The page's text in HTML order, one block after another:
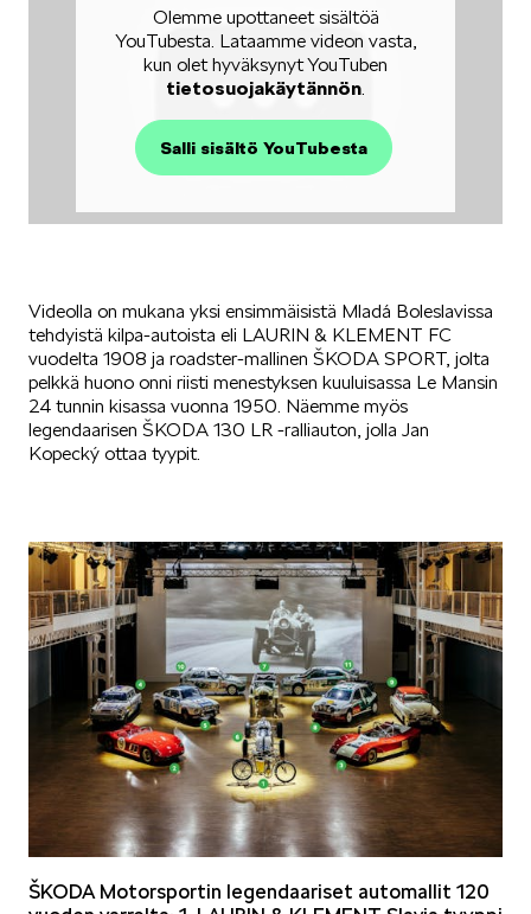
KOEAJOSSA
KUVASSA
MEIDÄN ŠKODAMME
ŠKODA PALVELEE
Olemme upottaneet sisältöä
YouTubesta. Lataamme videon vasta,
kun olet hyväksynyt YouTuben
tietosuojakäytännön.
Salli sisältö YouTubesta
Videolla on mukana yksi ensimmäisistä Mladá Boleslavissa
tehdyistä kilpa-autoista eli LAURIN & KLEMENT FC
vuodelta 1908 ja roadster-mallinen ŠKODA SPORT, jolta
pelkkä huono onni riisti menestyksen kuuluisassa Le Mansin
24 tunnin kisassa vuonna 1950. Näemme myös
legendaarisen ŠKODA 130 LR -ralliauton, jolla Jan
Kopecký ottaa tyypit.
ŠKODA Motorsportin legendaariset automallit 120